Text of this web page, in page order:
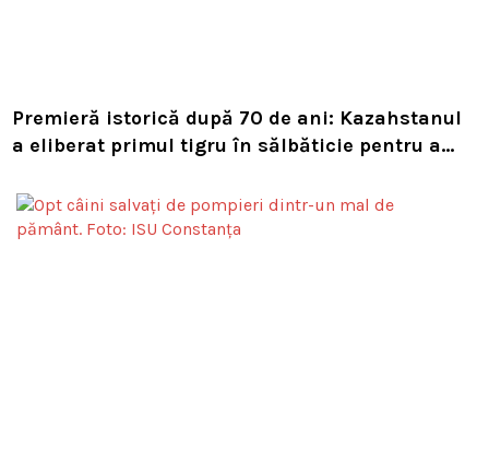
Premieră istorică după 70 de ani: Kazahstanul
a eliberat primul tigru în sălbăticie pentru a
natural